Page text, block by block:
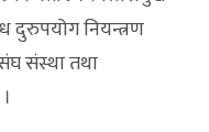
दुरुपयोग नियन्त्रण
संस्था तथा